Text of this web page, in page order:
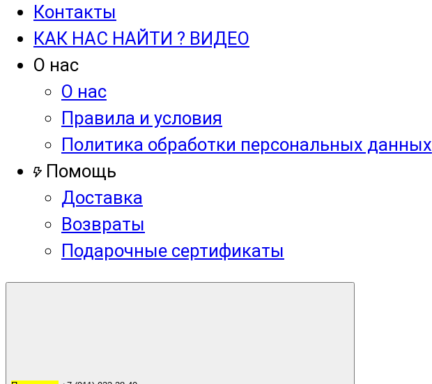
Контакты
КАК НАС НАЙТИ ? ВИДЕО
О нас
О нас
Правила и условия
Политика обработки персональных данных
Помощь
Доставка
Возвраты
Подарочные сертификаты